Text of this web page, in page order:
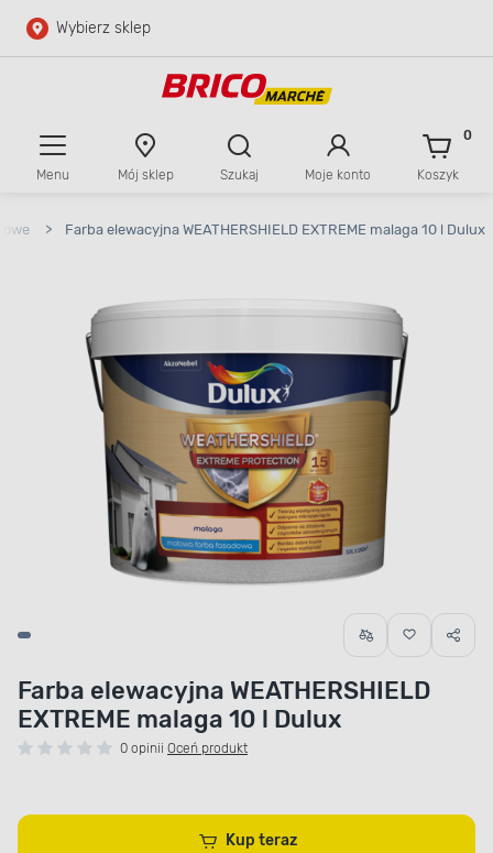
Przejdź do głównej zawartości
Wybierz sklep
Menu Mój sklep Szukaj Moje konto Koszyk
0
> Farba elewacyjna WEATHERSHIELD EXTREME malaga 10 l Dulux
Farba elewacyjna WEATHERSHIELD
EXTREME malaga 10 l Dulux
0 opinii Oceń produkt
Kup teraz